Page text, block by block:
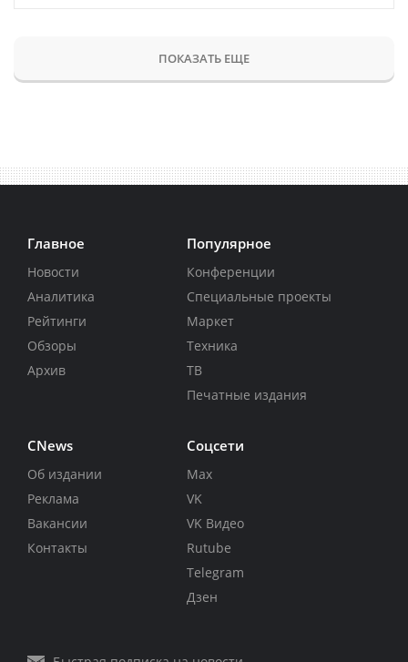
ПОКАЗАТЬ ЕЩЕ
Главное
Новости
Аналитика
Рейтинги
Обзоры
Архив
Популярное
Конференции
Специальные проекты
Маркет
Техника
ТВ
Печатные издания
CNews
Об издании
Реклама
Вакансии
Контакты
Соцсети
Max
VK
VK Видео
Rutube
Telegram
Дзен